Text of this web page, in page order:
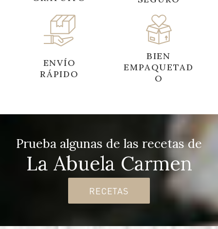
ENVÍO
RÁPIDO
BIEN
EMPAQUETAD
O
Prueba algunas de las recetas de
La Abuela Carmen
RECETAS